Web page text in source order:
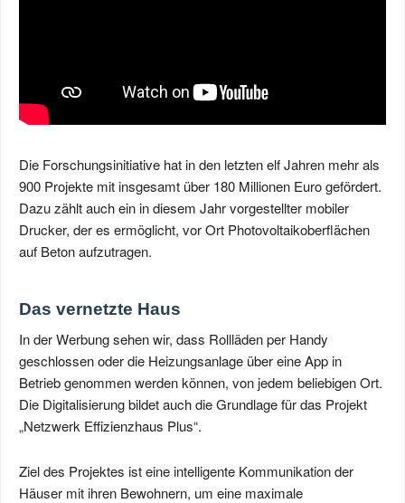
Die Forschungsinitiative hat in den letzten elf Jahren mehr als
900 Projekte mit insgesamt über 180 Millionen Euro gefördert.
Dazu zählt auch ein in diesem Jahr vorgestellter mobiler
Drucker, der es ermöglicht, vor Ort Photovoltaikoberflächen
auf Beton aufzutragen.
Das vernetzte Haus
In der Werbung sehen wir, dass Rollläden per Handy
geschlossen oder die Heizungsanlage über eine App in
Betrieb genommen werden können, von jedem beliebigen Ort.
Die Digitalisierung bildet auch die Grundlage für das Projekt
„Netzwerk Effizienzhaus Plus“.
Ziel des Projektes ist eine intelligente Kommunikation der
Häuser mit ihren Bewohnern, um eine maximale